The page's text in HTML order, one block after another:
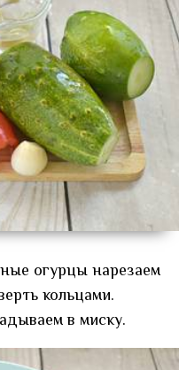
огурцы нарезаем
кольцами.
в миску.